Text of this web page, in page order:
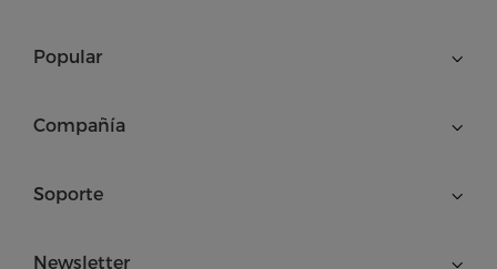
Popular
Compañía
Soporte
Newsletter